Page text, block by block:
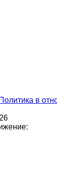
Политика в